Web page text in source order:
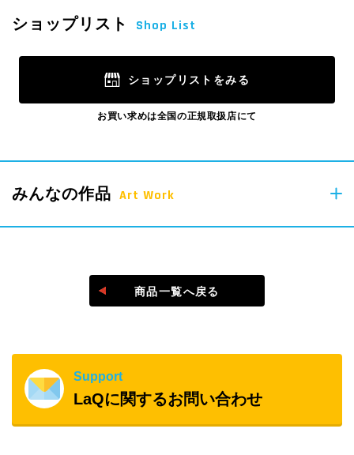
4 pcs
ショップリスト Shop List
ショップリストをみる
お買い求めは全国の正規取扱店にて
みんなの作品 Art Work
#laq作品
商品一覧へ戻る
Support
LaQに関するお問い合わせ